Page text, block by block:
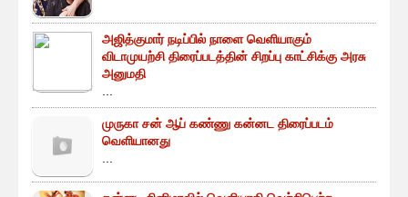
அஜித்குமார் நடிப்பில் நாளை வெளியாகும்
விடாமுயற்சி திரைப்படத்தின் சிறப்பு காட்சிக்கு அரசு
அனுமதி
...
முருகா சன் ஆப் கண்ணு கன்னட திரைப்படம்
வெளியானது
...